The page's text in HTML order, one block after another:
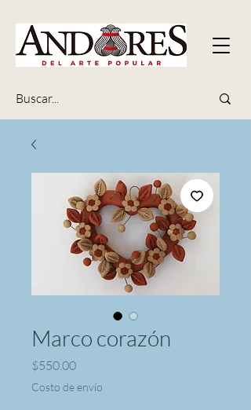
Marco corazón
$550.00Precio
Costo de envío